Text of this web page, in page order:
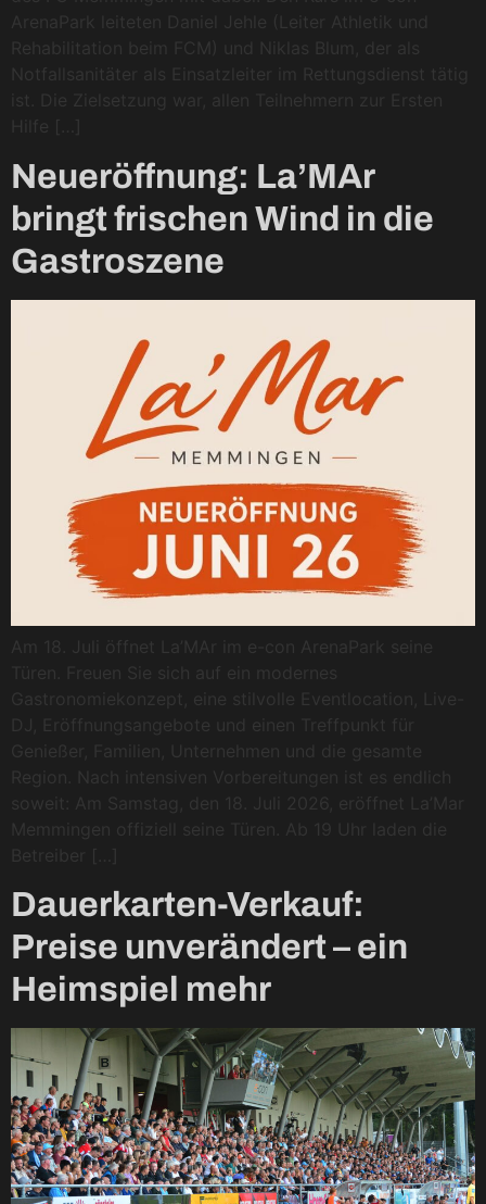
ArenaPark leiteten Daniel Jehle (Leiter Athletik und
Rehabilitation beim FCM) und Niklas Blum, der als
Notfallsanitäter als Einsatzleiter im Rettungsdienst tätig
ist. Die Zielsetzung war, allen Teilnehmern zur Ersten
Hilfe […]
Neueröffnung: La’MAr
bringt frischen Wind in die
Gastroszene
Am 18. Juli öffnet La’MAr im e-con ArenaPark seine
Türen. Freuen Sie sich auf ein modernes
Gastronomiekonzept, eine stilvolle Eventlocation, Live-
DJ, Eröffnungsangebote und einen Treffpunkt für
Genießer, Familien, Unternehmen und die gesamte
Region. Nach intensiven Vorbereitungen ist es endlich
soweit: Am Samstag, den 18. Juli 2026, eröffnet La’Mar
Memmingen offiziell seine Türen. Ab 19 Uhr laden die
Betreiber […]
Dauerkarten-Verkauf:
Preise unverändert – ein
Heimspiel mehr